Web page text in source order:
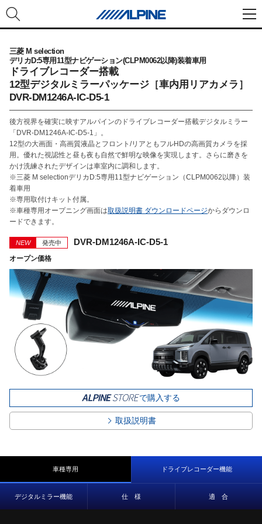
三菱 M selection
デリカD:5専用11型ナビゲーション(CLPM0062以降)装着車用
ドライブレコーダー搭載
12型デジタルミラーパッケージ［車内用リアカメラ］
DVR-DM1246A-IC-D5-1
後方視界を確実に映すアルパインのドライブレコーダー搭載デジタルミラー
「DVR-DM1246A-IC-D5-1」。
12型の大画面・高画質液晶とフロント/リアともフルHDの高画質カメラを採
用。優れた視認性と昼も夜も自然で鮮明な映像を実現します。さらに磨きを
かけ洗練されたデザインは車室内に調和します。
※三菱 M selectionデリカD:5専用11型ナビゲーション（CLPM0062以降）装
着車用
※専用取付けキット付属。
※車種専用オープニング画面は取扱説明書 ダウンロードページからダウンロ
ードできます。
NEW 発売中 DVR-DM1246A-IC-D5-1
オープン価格
で購入する
取扱説明書
車種専用 ドライブレコーダー機能
デジタルミラー機能 仕 様 適 合